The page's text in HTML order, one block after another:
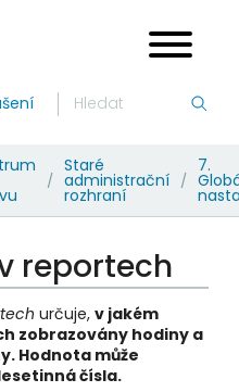
/
Staré
administrační
rozhraní
/
7.
reportech
určuje, v jakém
zobrazovány hodiny a
Hodnota může
čísla.